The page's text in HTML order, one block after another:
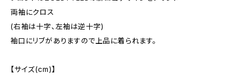
両袖にクロス
(右袖は十字、左袖は逆十字)
袖口にリブがありますので上品に着られます。
【サイズ(cm)】